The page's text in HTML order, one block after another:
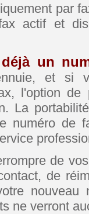
par
actif et
un
et si
l'option de
La
numéro de
de
de
ne verront